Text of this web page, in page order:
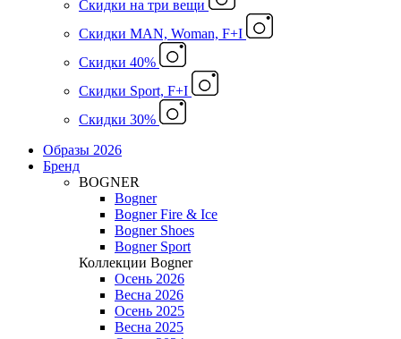
Cкидки на три вещи
Скидки MAN, Woman, F+I
Скидки 40%
Скидки Sport, F+I
Скидки 30%
Образы 2026
Бренд
BOGNER
Bogner
Bogner Fire & Ice
Bogner Shoes
Bogner Sport
Коллекции Bogner
Осень 2026
Весна 2026
Осень 2025
Весна 2025